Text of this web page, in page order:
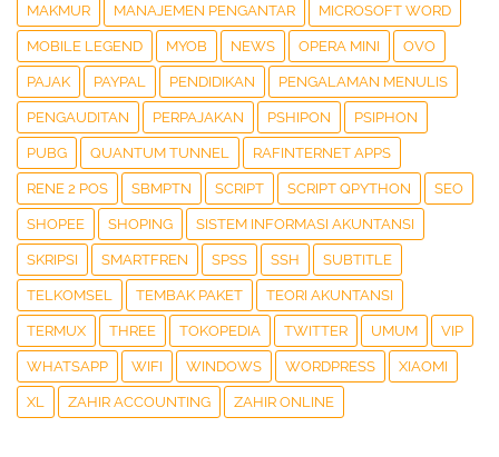
MAKMUR MANAJEMEN PENGANTAR MICROSOFT WORD
MOBILE LEGEND MYOB NEWS OPERA MINI OVO
PAJAK PAYPAL PENDIDIKAN PENGALAMAN MENULIS
PENGAUDITAN PERPAJAKAN PSHIPON PSIPHON
PUBG QUANTUM TUNNEL RAFINTERNET APPS
RENE 2 POS SBMPTN SCRIPT SCRIPT QPYTHON SEO
SHOPEE SHOPING SISTEM INFORMASI AKUNTANSI
SKRIPSI SMARTFREN SPSS SSH SUBTITLE
TELKOMSEL TEMBAK PAKET TEORI AKUNTANSI
TERMUX THREE TOKOPEDIA TWITTER UMUM VIP
WHATSAPP WIFI WINDOWS WORDPRESS XIAOMI
XL ZAHIR ACCOUNTING ZAHIR ONLINE